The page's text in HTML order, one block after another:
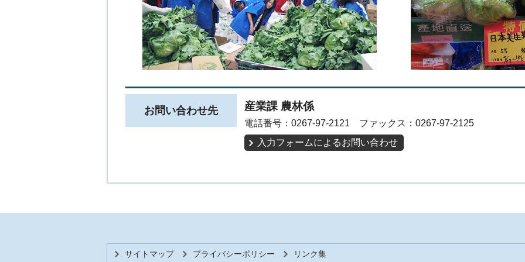
お問い合わせ先 産業課 農林係
電話番号：0267-97-2121 ファックス：0267-97-2125
入力フォームによるお問い合わせ
サイトマップ プライバシーポリシー リンク集